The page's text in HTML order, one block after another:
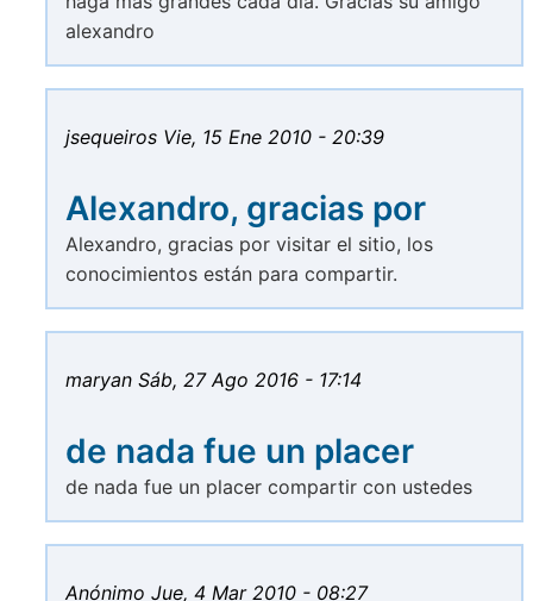
alexandro
jsequeiros Vie, 15 Ene 2010 - 20:39
Alexandro, gracias por
Alexandro, gracias por visitar el sitio, los
conocimientos están para compartir.
maryan Sáb, 27 Ago 2016 - 17:14
de nada fue un placer
de nada fue un placer compartir con ustedes
Anónimo Jue, 4 Mar 2010 - 08:27